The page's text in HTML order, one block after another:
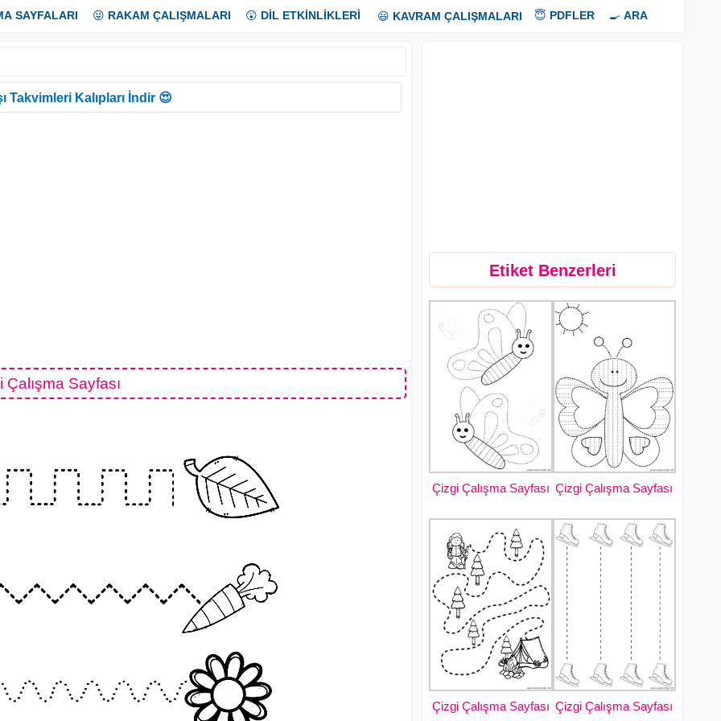
SAYFALARI 😜 RAKAM ÇALIŞMALARI 😲 DİL ETKİNLİKLERİ 😃 KAVRAM ÇALIŞMALARI 😇 PDFLER 🍳 ARA
Takvimleri Kalıpları İndir 😍
Çalışma Sayfası
Etiket Benzerleri
Çizgi Çalışma Sayfası Çizgi Çalışma Sayfası
Çizgi Çalışma Sayfası Çizgi Çalışma Sayfası